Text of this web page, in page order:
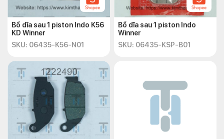
Bố dĩa sau 1 piston Indo K56
KD Winner
SKU: 06435-K56-N01
Bố dĩa sau 1 piston Indo
Winner
SKU: 06435-KSP-B01